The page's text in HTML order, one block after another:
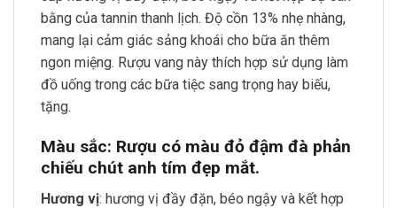
bằng của tannin thanh lịch. Độ cồn 13% nhẹ nhàng,
mang lại cảm giác sảng khoái cho bữa ăn thêm
ngon miệng. Rượu vang này thích hợp sử dụng làm
đồ uống trong các bữa tiệc sang trọng hay biếu,
tặng.
Màu sắc: Rượu có màu đỏ đậm đà phản
chiếu chút anh tím đẹp mắt.
Hương vị: hương vị đầy đặn, béo ngậy và kết hợp